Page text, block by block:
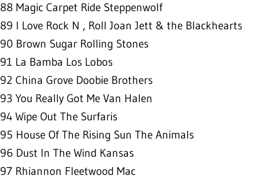
88 Magic Carpet Ride Steppenwolf
89 I Love Rock N ‚ Roll Joan Jett & the Blackhearts
90 Brown Sugar Rolling Stones
91 La Bamba Los Lobos
92 China Grove Doobie Brothers
93 You Really Got Me Van Halen
94 Wipe Out The Surfaris
95 House Of The Rising Sun The Animals
96 Dust In The Wind Kansas
97 Rhiannon Fleetwood Mac